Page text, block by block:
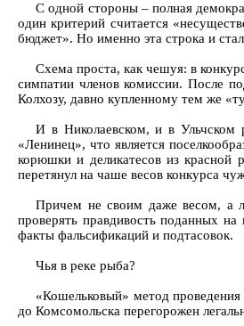
С одной стороны – полная
один критерий считается
бюджет». Но именно эта строка и
Схема проста, как чешуя: в
симпатии членов комиссии. После
Колхозу, давно купленному тем же
И в Николаевском, и в Ульчском
«Ленинец», что является
корюшки и деликатесов из красной
перетянул на чаше весов конкурса
Причем не своим даже весом, а
проверять правдивость поданных
факты фальсификаций и подтасовок.
Чья в реке рыба?
«Кошельковый» метод
до Комсомольска перегорожен